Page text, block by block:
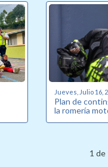
Jueves, Julio 16,
Plan de
la romería
1 de